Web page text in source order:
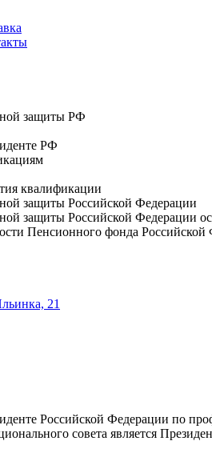
защиты РФ
РФ
квалификации
защиты Российской Федерации
защиты Российской Федерации
Пенсионного фонда
21
Российской Федерации по
совета является